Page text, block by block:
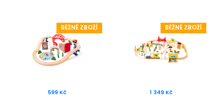
BĚŽNÉ ZBOŽÍ
599 Kč
BĚŽNÉ ZBOŽÍ
1 349 Kč